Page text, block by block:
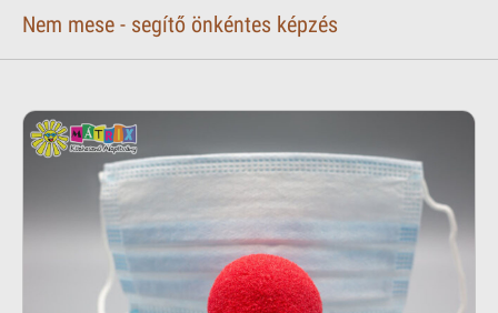
Nem mese - segítő önkéntes képzés